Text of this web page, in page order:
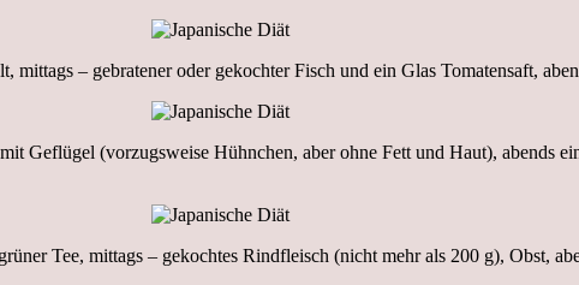
– gebratener oder gekochter Fisch und ein Glas Tomatensaft,
Geflügel (vorzugsweise Hühnchen, aber ohne Fett und Haut), abends
Tee, mittags – gekochtes Rindfleisch (nicht mehr als 200 g), Obst,